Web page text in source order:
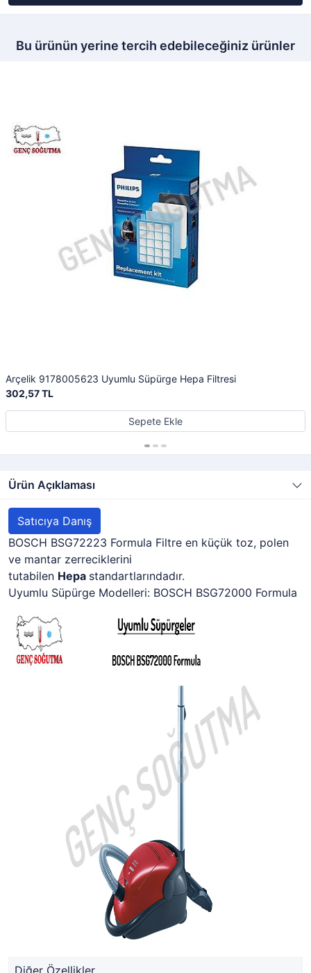
Bu ürünün yerine tercih edebileceğiniz ürünler
Arçelik 9178005623 Uyumlu Süpürge Hepa Filtresi
302,57 TL
Sepete Ekle
Ürün Açıklaması
Satıcıya Danış
BOSCH BSG72223 Formula Filtre en küçük toz, polen
ve mantar zerreciklerini
tutabilen Hepa standartlarındadır.
Uyumlu Süpürge Modelleri: BOSCH BSG72000 Formula
Diğer Özellikler